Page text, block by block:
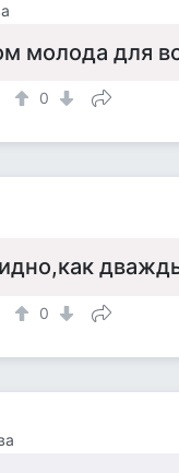
молода для
0
0